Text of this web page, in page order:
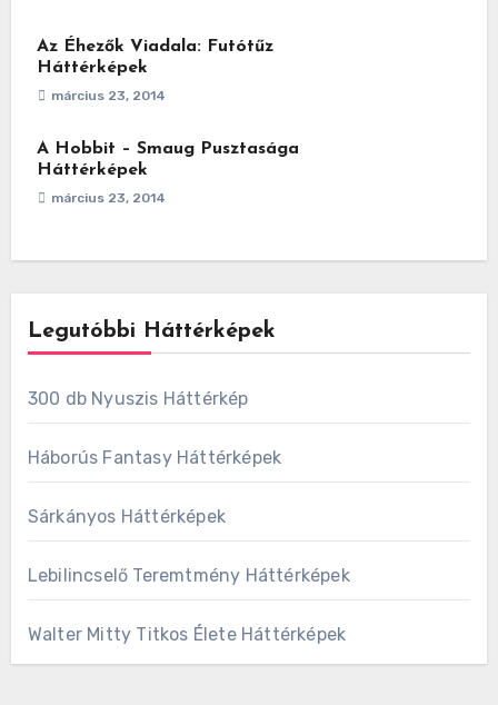
Az Éhezők Viadala: Futótűz
Háttérképek
március 23, 2014
A Hobbit – Smaug Pusztasága
Háttérképek
március 23, 2014
Legutóbbi Háttérképek
300 db Nyuszis Háttérkép
Háborús Fantasy Háttérképek
Sárkányos Háttérképek
Lebilincselő Teremtmény Háttérképek
Walter Mitty Titkos Élete Háttérképek